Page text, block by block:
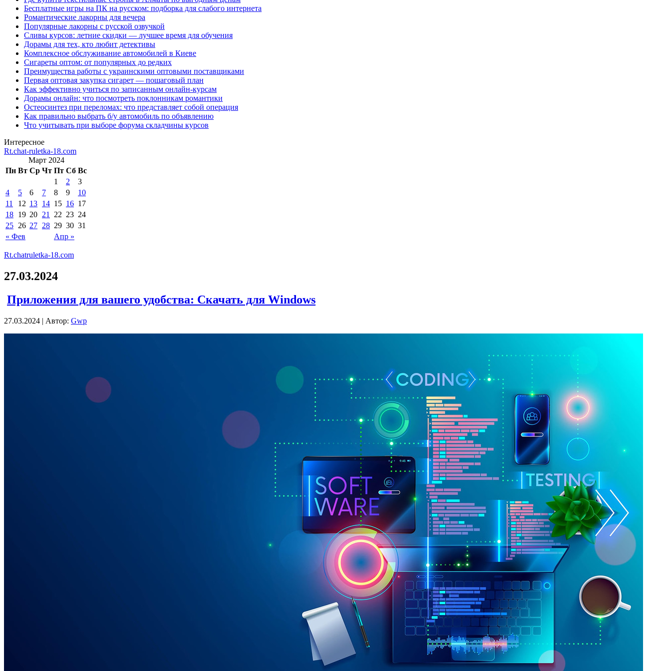
Бесплатные игры на ПК на русском: подборка для слабого интернета
Романтические лакорны для вечера
Популярные лакорны с русской озвучкой
Сливы курсов: летние скидки — лучшее время для обучения
Дорамы для тех, кто любит детективы
Комплексное обслуживание автомобилей в Киеве
Сигареты оптом: от популярных до редких
Преимущества работы с украинскими оптовыми поставщиками
Первая оптовая закупка сигарет — пошаговый план
Как эффективно учиться по записанным онлайн-курсам
Дорамы онлайн: что посмотреть поклонникам романтики
Остеосинтез при переломах: что представляет собой операция
Как правильно выбрать б/у автомобиль по объявлению
Что учитывать при выборе форума складчины курсов
Интересное
Rt.chat-ruletka-18.com
Март 2024
Пн Вт Ср Чт Пт Сб Вс
« Фев Апр »
1 2
3
4
5 6 7 8 9
10
11
12 13 14 15 16 17
18 19 20 21 22 23 24
25 26 27 28 29 30 31
Rt.chatruletka-18.com
27.03.2024
Приложения для вашего удобства: Скачать для Windows
27.03.2024 | Автор: Gwp